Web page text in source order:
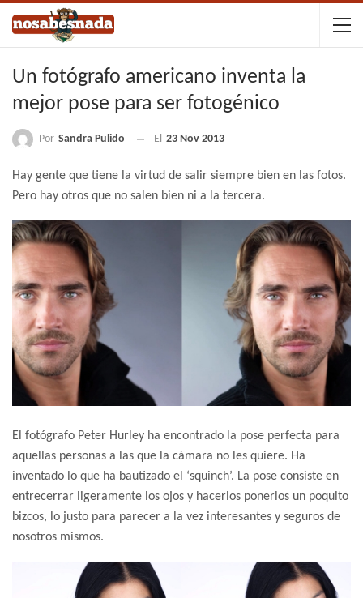
Un fotógrafo americano inventa la
mejor pose para ser fotogénico
Por Sandra Pulido El 23 Nov 2013
Hay gente que tiene la virtud de salir siempre bien en las fotos.
Pero hay otros que no salen bien ni a la tercera.
El fotógrafo Peter Hurley ha encontrado la pose perfecta para
aquellas personas a las que la cámara no les quiere. Ha
inventado lo que ha bautizado el ‘squinch’. La pose consiste en
entrecerrar ligeramente los ojos y hacerlos ponerlos un poquito
bizcos, lo justo para parecer a la vez interesantes y seguros de
nosotros mismos.